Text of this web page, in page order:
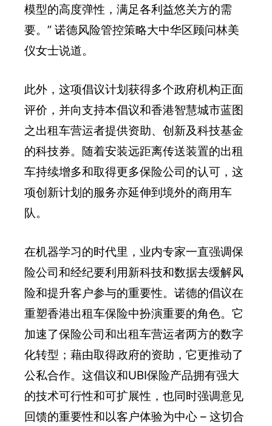
模型的高度弹性，满足各利益悠关方的需
要。” 诺德风险管控策略大中华区顾问林美
仪女士说道。
此外，这项倡议计划获得多个政府机构正面
评价，并向支持本倡议和香港智慧城市蓝图
之出租车营运者提供资助、创新及科技基金
的科技券。随着安装远距离传送装置的出租
车持续增多和取得更多保险公司的认可，这
项创新计划的服务亦延伸到境外的商用车
队。
在机器学习的时代里，业内专家一直强调保
险公司和经纪要利用新科技和数据去缓解风
险和提升客户参与的重要性。诺德的倡议在
重塑香港出租车保险中扮演重要的角色。它
加速了保险公司和出租车营运者两方的数字
化转型；藉由取得政府的资助，它更推动了
公私合作。这倡议和UBI保险产品拥有强大
的技术可行性和可扩展性，也同时强调意见
回馈的重要性和以客户体验为中心 – 这切合